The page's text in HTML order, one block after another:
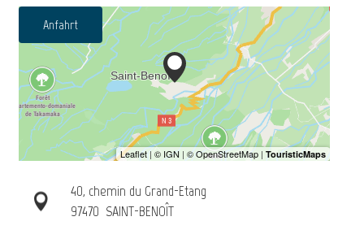
Anfahrt
40, chemin du Grand-Etang
97470 SAINT-BENOÎT